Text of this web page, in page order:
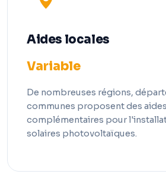
Aides locales
Variable
De nombreuses régions,
communes proposent des aides
complémentaires pour
solaires photovoltaïques.